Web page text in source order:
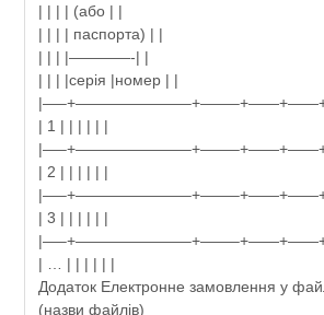
| | | | (або | |
| | | | паспорта) | |
| | | |————-| |
| | | |серія |номер | |
| 1 | | | | | |
| 2 | | | | | |
| 3 | | | | | |
| … | | | | | |
Додаток Електронне замовлення у
(назви файлів)